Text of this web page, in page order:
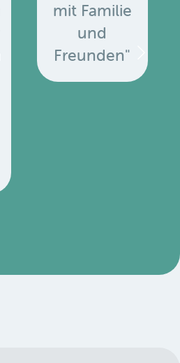
mit Familie
und
Freunden"